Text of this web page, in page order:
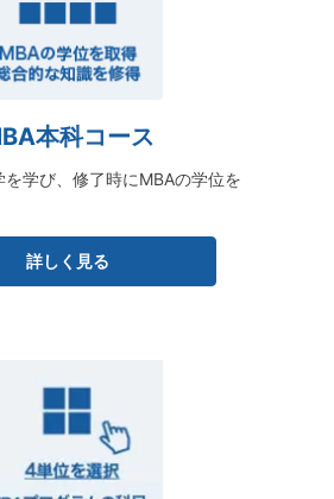
本科コース
学び、修了時にMBAの学位を
詳しく見る